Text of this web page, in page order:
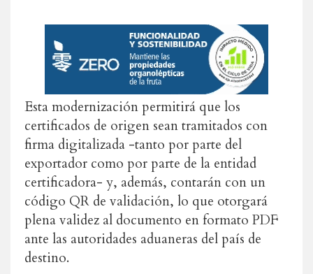
Esta modernización permitirá que los
certificados de origen sean tramitados con
firma digitalizada -tanto por parte del
exportador como por parte de la entidad
certificadora- y, además, contarán con un
código QR de validación, lo que otorgará
plena validez al documento en formato PDF
ante las autoridades aduaneras del país de
destino.